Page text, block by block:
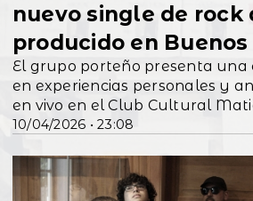
10/04/2026 • 23:08
nuevo single de
producido en Buenos
El grupo porteño presenta una
en experiencias personales y
en vivo en el Club Cultural